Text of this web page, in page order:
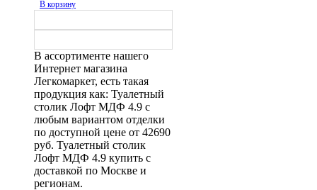
В корзину
В ассортименте нашего
Интернет магазина
Легкомаркет, есть такая
продукция как: Туалетный
столик Лофт МДФ 4.9 с
любым вариантом отделки
по доступной цене от 42690
руб. Туалетный столик
Лофт МДФ 4.9 купить с
доставкой по Москве и
регионам.